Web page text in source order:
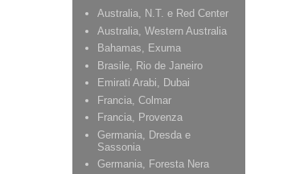
Australia, N.T. e Red Center
Australia, Western Australia
Bahamas, Exuma
Brasile, Rio de Janeiro
Emirati Arabi, Dubai
Francia, Colmar
Francia, Provenza
Germania, Dresda e
Sassonia
Germania, Foresta Nera